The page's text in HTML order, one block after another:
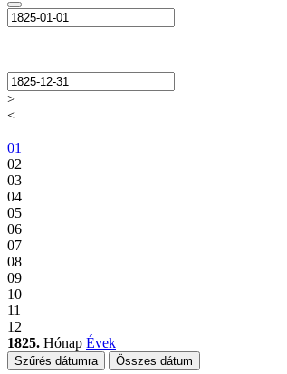
—
>
<
01
02
03
04
05
06
07
08
09
10
11
12
1825. Hónap Évek
Szűrés dátumra Összes dátum